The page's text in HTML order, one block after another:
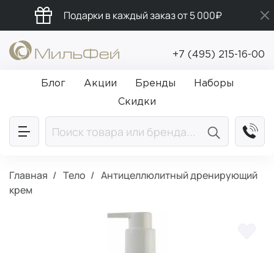
Подарки в каждый заказ от 5 000₽
Промокод ПРИВЕТ
Бесплатная доставка от 5 000₽
+7 (495) 215-16-00
Блог Акции Бренды
Наборы
Скидки
Главная Тело
Антицеллюлитный дренирующий
крем